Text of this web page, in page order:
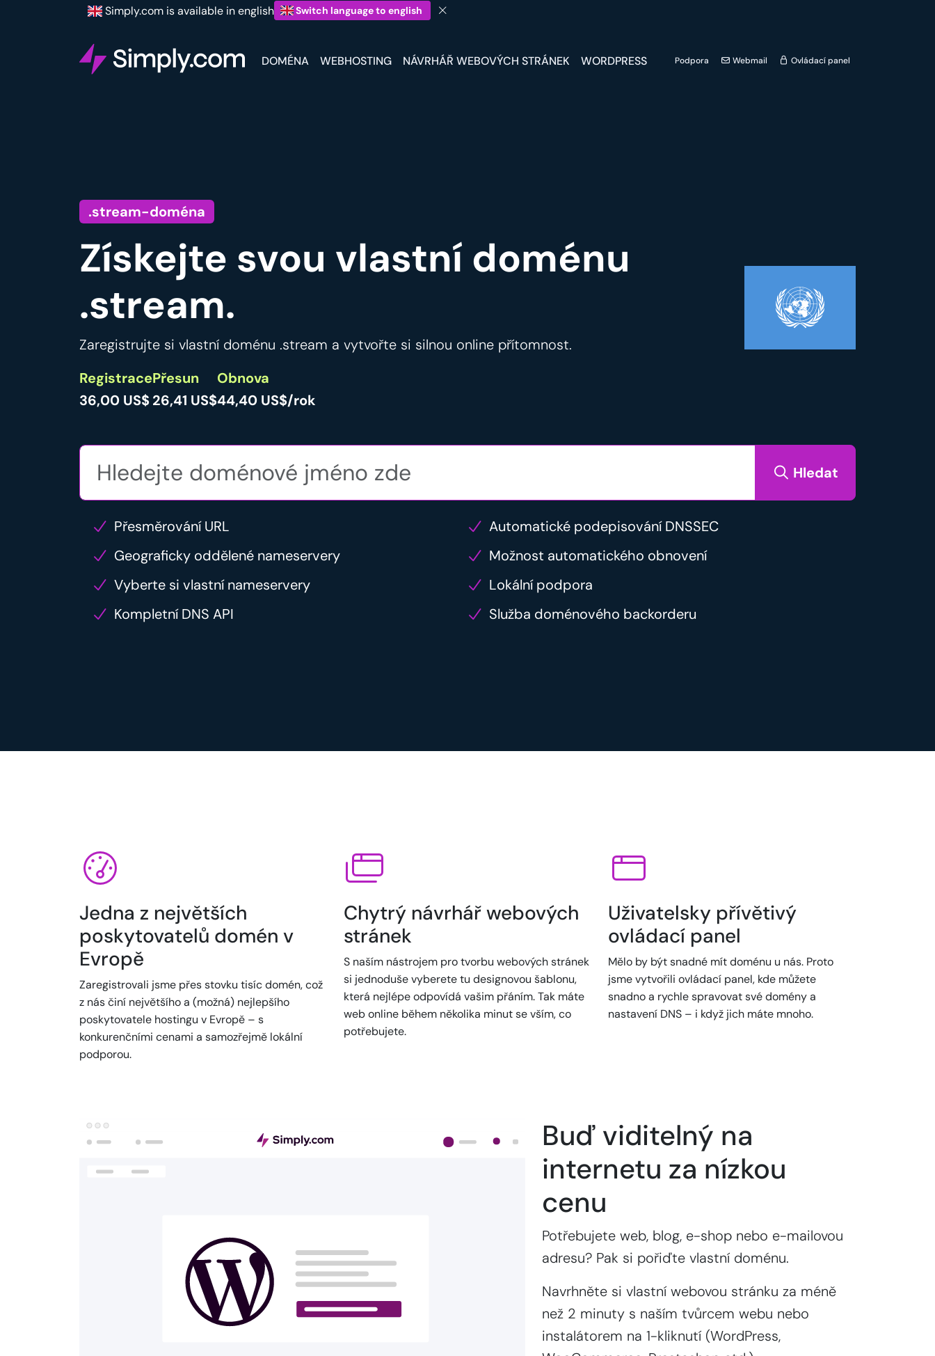
Simply.com is available in english Switch language to english
DOMÉNA WEBHOSTING NÁVRHÁŘ WEBOVÝCH STRÁNEK WORDPRESS Podpora Webmail Ovládací panel
.stream-doména
Získejte svou vlastní doménu
.stream.
Zaregistrujte si vlastní doménu .stream a vytvořte si silnou online přítomnost.
Registrace
36,00 US$
Přesun
26,41 US$
Obnova
44,40 US$/rok
Hledat
Přesměrování URL
Automatické podepisování DNSSEC
Geograficky oddělené nameservery
Možnost automatického obnovení
Vyberte si vlastní nameservery
Lokální podpora
Kompletní DNS API
Služba doménového backorderu
Jedna z největších
poskytovatelů domén v
Evropě
Zaregistrovali jsme přes stovku tisíc domén, což
z nás činí největšího a (možná) nejlepšího
poskytovatele hostingu v Evropě – s
konkurenčními cenami a samozřejmě lokální
podporou.
Chytrý návrhář webových
stránek
S naším nástrojem pro tvorbu webových stránek
si jednoduše vyberete tu designovou šablonu,
která nejlépe odpovídá vašim přáním. Tak máte
web online během několika minut se vším, co
potřebujete.
Uživatelsky přívětivý
ovládací panel
Mělo by být snadné mít doménu u nás. Proto
jsme vytvořili ovládací panel, kde můžete
snadno a rychle spravovat své domény a
nastavení DNS – i když jich máte mnoho.
Buď viditelný na
internetu za nízkou
cenu
Potřebujete web, blog, e-shop nebo e-mailovou
adresu? Pak si pořiďte vlastní doménu.
Navrhněte si vlastní webovou stránku za méně
než 2 minuty s naším tvůrcem webu nebo
instalátorem na 1-kliknutí (WordPress,